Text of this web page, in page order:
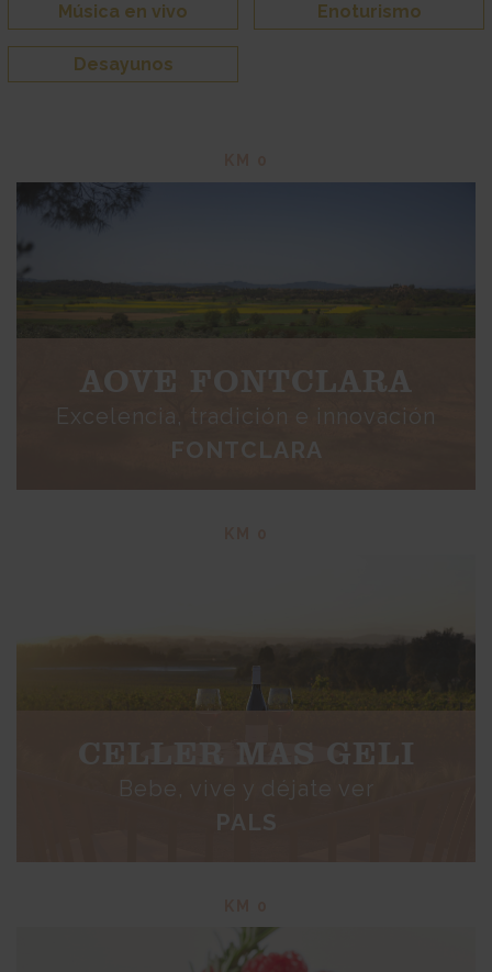
Música en vivo Enoturismo
Desayunos
AOVE FONTCLARA
Excelencia, tradición e innovación
FONTCLARA
CELLER MAS GELI
Bebe, vive y déjate ver
PALS